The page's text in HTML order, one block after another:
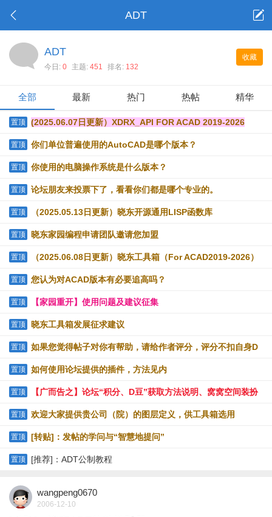
ADT
收藏
ADT
今日: 0 主题: 451 排名: 132
全部 最新 热门 热帖 精华
置顶 (2025.06.07日更新）XDRX_API FOR ACAD 2019-2026
置顶 你们单位普遍使用的AutoCAD是哪个版本？
置顶 你使用的电脑操作系统是什么版本？
置顶 论坛朋友来投票下了，看看你们都是哪个专业的。
置顶 （2025.05.13日更新）晓东开源通用LISP函数库
置顶 晓东家园编程申请团队邀请您加盟
置顶 （2025.06.08日更新）晓东工具箱（For ACAD2019-2026）
提供下载
置顶 您认为对ACAD版本有必要追高吗？
置顶 【家园重开】使用问题及建议征集
置顶 晓东工具箱发展征求建议
置顶 如果您觉得帖子对你有帮助，请给作者评分，评分不扣自身D
豆
置顶 如何使用论坛提供的插件，方法见内
置顶 【广而告之】论坛“积分、D豆”获取方法说明、窝窝空间装扮
技巧
置顶 欢迎大家提供贵公司（院）的图层定义，供工具箱选用
置顶 [转贴]：发帖的学问与“智慧地提问”
置顶 [推荐]：ADT公制教程
wangpeng0670
2006-12-10